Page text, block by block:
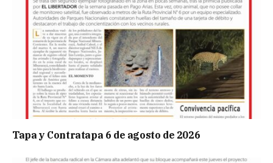
Tapa y Contratapa 6 de agosto de 2026